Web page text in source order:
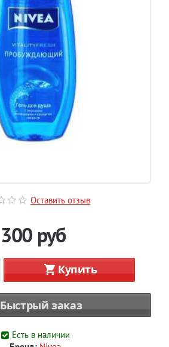
Оставить отзыв
300 руб
Купить
Быстрый заказ
Есть в наличии